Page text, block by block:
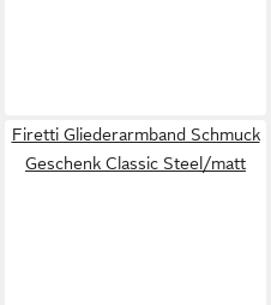
Firetti Gliederarmband Schmuck
Geschenk Classic Steel/matt